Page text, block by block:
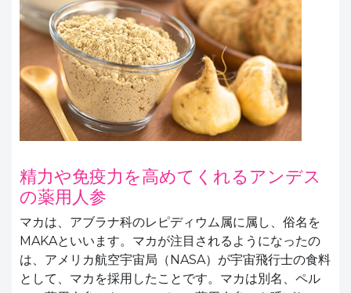
精力や免疫力を高めてくれるアンデス
の薬用人参
マカは、アブラナ科のレピディウム属に属し、俗名を
MAKAといいます。マカが注目されるようになったの
は、アメリカ航空宇宙局（NASA）が宇宙飛行士の食料
として、マカを採用したことです。マカは別名、ペル